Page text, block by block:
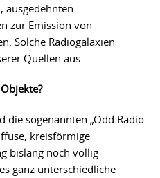
ausgedehnten
zur Emission von
Solche Radiogalaxien
Quellen aus.
die sogenannten „Odd Radio
kreisförmige
bislang noch völlig
ganz unterschiedliche